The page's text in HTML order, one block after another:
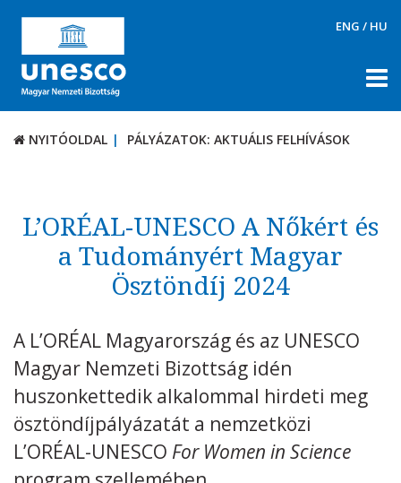
ENG / HU
NYITÓOLDAL PÁLYÁZATOK: AKTUÁLIS FELHÍVÁSOK
TÉMÁK
DOKUMENTUMTÁR
PÁLYÁZATOK / DÍJAK
UNESCO díjak
KAPCSOLAT
NYITÓOLDAL PÁLYÁZATOK: AKTUÁLIS FELHÍVÁSOK
L’ORÉAL-UNESCO A Nőkért és
a Tudományért Magyar
Ösztöndíj 2024
A L’ORÉAL Magyarország és az UNESCO
Magyar Nemzeti Bizottság idén
huszonkettedik alkalommal hirdeti meg
ösztöndíjpályázatát a nemzetközi
L’ORÉAL-UNESCO For Women in Science